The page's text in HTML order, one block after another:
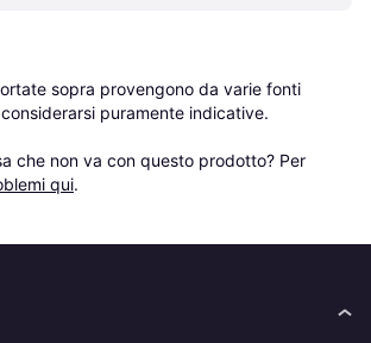
sopra provengono da varie fonti
puramente indicative.
che non va con questo prodotto? Per
qui.